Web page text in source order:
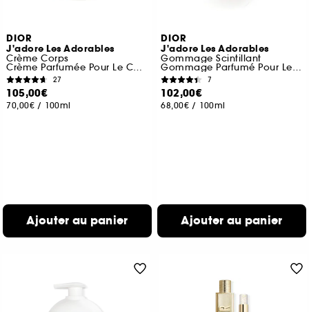
DIOR
J'adore Les Adorables
Crème Corps
Crème Parfumée Pour Le Corps
27
105,00€
70,00€ / 100ml
Ajouter au panier
DIOR
J'adore Les Adorables
Gommage Scintillant
Gommage Parfumé Pour Le Corps
7
102,00€
68,00€ / 100ml
Ajouter au panier